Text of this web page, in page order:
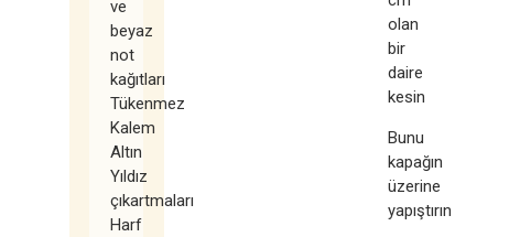
ve
beyaz
not
kağıtları
Tükenmez
Kalem
Altın
Yıldız
çıkartmaları
Harf
olan
bir
daire
kesin
Bunu
kapağın
üzerine
yapıştırın